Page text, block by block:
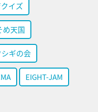
イズ
め天国
ギの会
EIGHT-JAM